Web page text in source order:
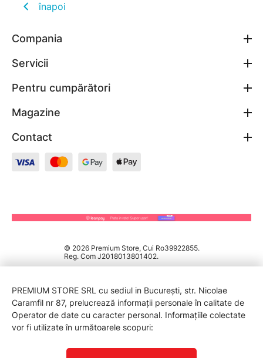
înapoi
Compania
Servicii
Pentru cumpărători
Magazine
Contact
© 2026 Premium Store, Cui Ro39922855.
Reg. Com J2018013801402.
PREMIUM STORE SRL cu sediul in București, str. Nicolae
Caramfil nr 87, prelucrează informații personale în calitate de
Operator de date cu caracter personal. Informațiile colectate
vor fi utilizate în următoarele scopuri: